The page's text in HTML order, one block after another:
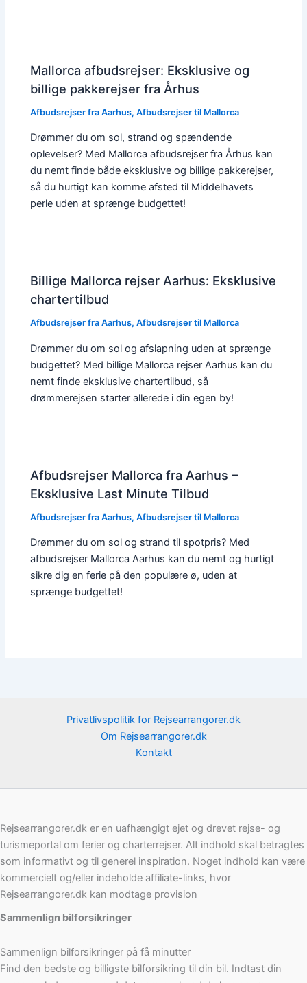
Mallorca afbudsrejser: Eksklusive og
billige pakkerejser fra Århus
Afbudsrejser fra Aarhus,Afbudsrejser til Mallorca
Drømmer du om sol, strand og spændende
oplevelser? Med Mallorca afbudsrejser fra Århus kan
du nemt finde både eksklusive og billige pakkerejser,
så du hurtigt kan komme afsted til Middelhavets
perle uden at sprænge budgettet!
Billige Mallorca rejser Aarhus: Eksklusive
chartertilbud
Afbudsrejser fra Aarhus,Afbudsrejser til Mallorca
Drømmer du om sol og afslapning uden at sprænge
budgettet? Med billige Mallorca rejser Aarhus kan du
nemt finde eksklusive chartertilbud, så
drømmerejsen starter allerede i din egen by!
Afbudsrejser Mallorca fra Aarhus –
Eksklusive Last Minute Tilbud
Afbudsrejser fra Aarhus,Afbudsrejser til Mallorca
Drømmer du om sol og strand til spotpris? Med
afbudsrejser Mallorca Aarhus kan du nemt og hurtigt
sikre dig en ferie på den populære ø, uden at
sprænge budgettet!
Privatlivspolitik for Rejsearrangorer.dk
Om Rejsearrangorer.dk
Kontakt
Rejsearrangorer.dk er en uafhængigt ejet og drevet rejse- og
turismeportal om ferier og charterrejser. Alt indhold skal betragtes
som informativt og til generel inspiration. Noget indhold kan være
kommercielt og/eller indeholde affiliate-links, hvor
Rejsearrangorer.dk kan modtage provision
Sammenlign bilforsikringer
Sammenlign bilforsikringer på få minutter
Find den bedste og billigste bilforsikring til din bil. Indtast din